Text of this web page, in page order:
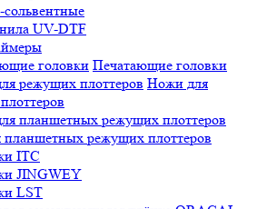
UV-DTF
Печатающие головки
Ножи для
режущих плоттеров
ITC
JINGWEY
LST